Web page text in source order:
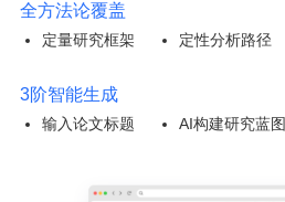
全方法论覆盖
定量研究框架 定性分析路径
3阶智能生成
输入论文标题 AI构建研究蓝图